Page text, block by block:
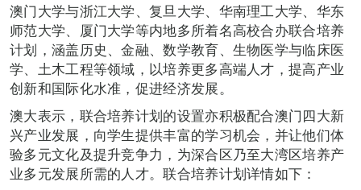
澳门大学与浙江大学、复旦大学、华南理工大学、华东
师范大学、厦门大学等内地多所着名高校合办联合培养
计划，涵盖历史、金融、数学教育、生物医学与临床医
学、土木工程等领域，以培养更多高端人才，提高产业
创新和国际化水准，促进经济发展。
澳大表示，联合培养计划的设置亦积极配合澳门四大新
兴产业发展，向学生提供丰富的学习机会，并让他们体
验多元文化及提升竞争力，为深合区乃至大湾区培养产
业多元发展所需的人才。联合培养计划详情如下：